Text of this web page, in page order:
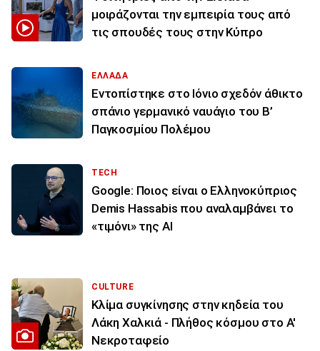
μοιράζονται την εμπειρία τους από
τις σπουδές τους στην Κύπρο
ΕΛΛΑΔΑ
Εντοπίστηκε στο Ιόνιο σχεδόν άθικτο
σπάνιο γερμανικό ναυάγιο του Β’
Παγκοσμίου Πολέμου
TECH
Google: Ποιος είναι ο Ελληνοκύπριος
Demis Hassabis που αναλαμβάνει το
«τιμόνι» της ΑΙ
CULTURE
Κλίμα συγκίνησης στην κηδεία του
Λάκη Χαλκιά - Πλήθος κόσμου στο Α'
Νεκροταφείο